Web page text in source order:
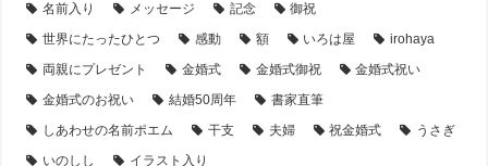
名前入り
メッセージ 記念
御祝
世界にたったひとつ
感動 額 いろは屋
irohaya
両親にプレゼント
金婚式 金婚式御祝
金婚式祝い
金婚式のお祝い
結婚50周年
書家直筆
しあわせの名前ポエム
干支 夫婦 祝金婚式
うさぎ
いのしし
イラスト入り